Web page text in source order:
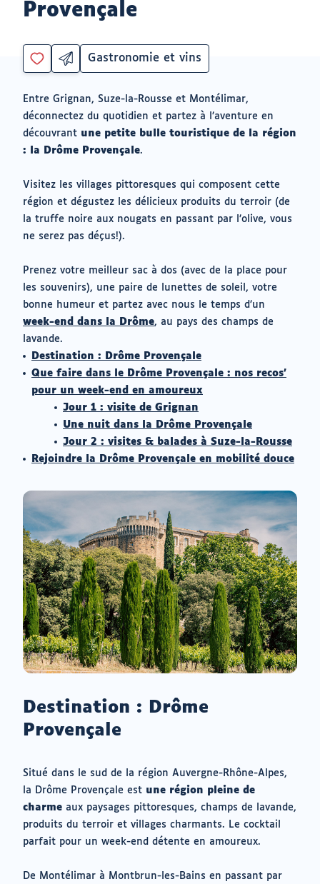
Provençale
Vous
être
connecté
pour
ajouter
à
envies
Partager
par
ouvrir
un
logiciel
messagerie
Catégorie
Gastronomie et vins
Entre Grignan, Suze-la-Rousse et Montélimar,
déconnectez du quotidien et partez à l’aventure en
découvrant une petite bulle touristique de la région
: la Drôme Provençale.
Visitez les villages pittoresques qui composent cette
région et dégustez les délicieux produits du terroir (de
la truffe noire aux nougats en passant par l’olive, vous
ne serez pas déçus!).
Prenez votre meilleur sac à dos (avec de la place pour
les souvenirs), une paire de lunettes de soleil, votre
bonne humeur et partez avec nous le temps d’un
week-end dans la Drôme(ouvrir
un
nouvel
onglet)
, au pays des champs de
lavande.
Destination : Drôme Provençale
Que faire dans le Drôme Provençale : nos recos’
pour un week-end en amoureux
Jour 1 : visite de Grignan
Une nuit dans la Drôme Provençale
Jour 2 : visites & balades à Suze-la-Rousse
Rejoindre la Drôme Provençale en mobilité douce
Destination : Drôme
Provençale
Situé dans le sud de la région Auvergne-Rhône-Alpes,
la Drôme Provençale est une région pleine de
charme aux paysages pittoresques, champs de lavande,
produits du terroir et villages charmants. Le cocktail
parfait pour un week-end détente en amoureux.
De Montélimar à Montbrun-les-Bains en passant par